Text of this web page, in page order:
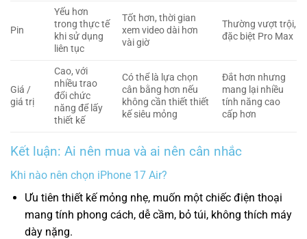
Pin
Yếu hơn
trong thực tế
khi sử dụng
liên tục
Tốt hơn, thời gian
xem video dài hơn
vài giờ
Thường vượt trội,
đặc biệt Pro Max
Giá /
giá trị
Cao, với
nhiều trao
đổi chức
năng để lấy
thiết kế
Có thể là lựa chọn
cân bằng hơn nếu
không cần thiết thiết
kế siêu mỏng
Đắt hơn nhưng
mang lại nhiều
tính năng cao
cấp hơn
Kết luận: Ai nên mua và ai nên cân nhắc
Khi nào nên chọn iPhone 17 Air?
Ưu tiên thiết kế mỏng nhẹ, muốn một chiếc điện thoại
mang tính phong cách, dễ cầm, bỏ túi, không thích máy
dày nặng.